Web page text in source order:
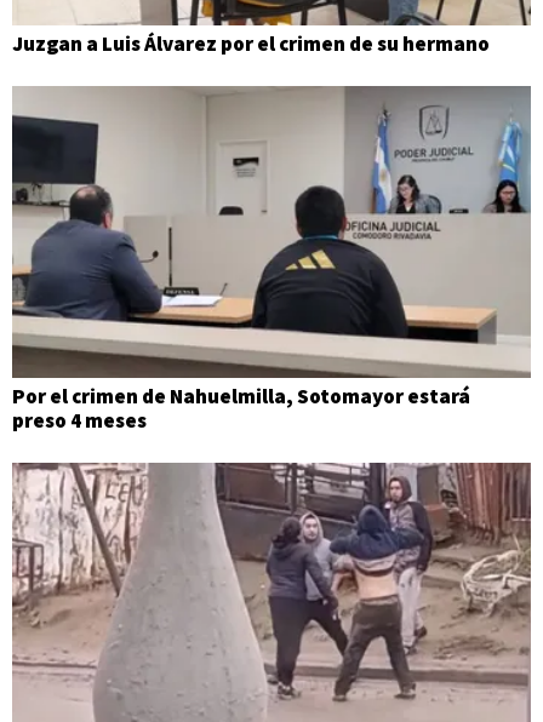
Juzgan a Luis Álvarez por el crimen de su hermano
Por el crimen de Nahuelmilla, Sotomayor estará
preso 4 meses